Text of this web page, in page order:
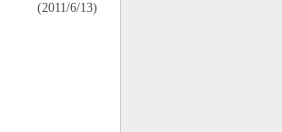
(2011/6/13)